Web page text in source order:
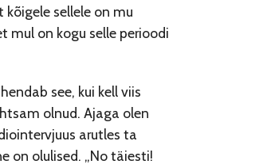
sellele on mu
mul on kogu selle perioodi
see, kui kell viis
olnud. Ajaga olen
arutles ta
on olulised. „No täiesti!